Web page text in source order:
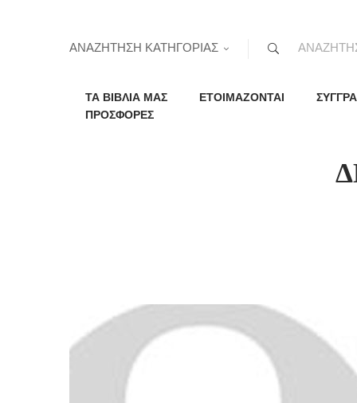
ΑΝΑΖΗΤΗΣΗ ΚΑΤΗΓΟΡΙΑΣ
ΤΑ ΒΙΒΛΙΑ ΜΑΣ ΕΤΟΙΜΑΖΟΝΤΑΙ
ΠΡΟΣΦΟΡΕΣ